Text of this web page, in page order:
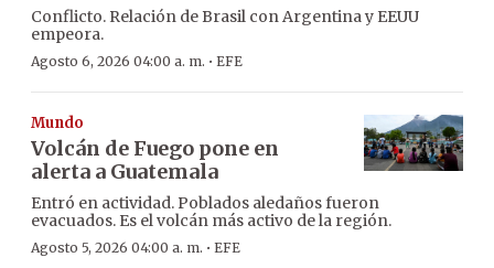
Conflicto. Relación de Brasil con Argentina y EEUU
empeora.
Agosto 6, 2026 04:00 a. m. · EFE
Mundo
Volcán de Fuego pone en
alerta a Guatemala
Entró en actividad. Poblados aledaños fueron
evacuados. Es el volcán más activo de la región.
Agosto 5, 2026 04:00 a. m. · EFE